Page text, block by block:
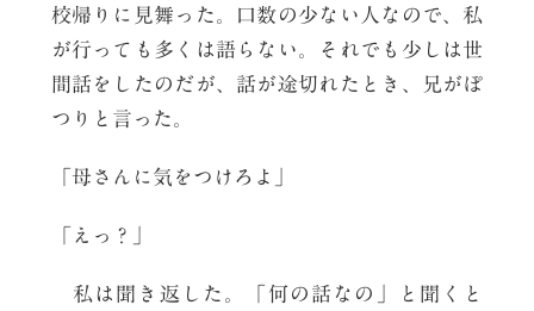
校帰りに見舞った。口数の少ない人なので、私
が行っても多くは語らない。それでも少しは世
間話をしたのだが、話が途切れたとき、兄がぽ
つりと言った。
「母さんに気をつけろよ」
「えっ？」
私は聞き返した。「何の話なの」と聞くと